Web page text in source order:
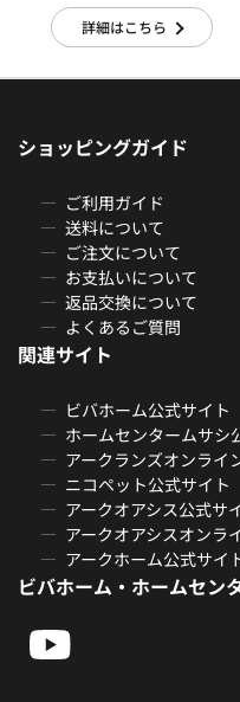
詳細はこちら
ショッピングガイド
ご利用ガイド
送料について
ご注文について
お支払いについて
返品交換について
よくあるご質問
関連サイト
ビバホーム公式サイト
ホームセンタームサシ
アークランズオンライ
ニコペット公式サイト
アークオアシス公式サ
アークオアシスオンラ
アークホーム公式サイ
ビバホーム・ホームセン